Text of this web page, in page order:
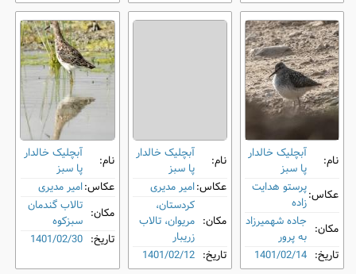
نام:
آبچلیک خالدار
پا سبز
عکاس:پرستو هدایت
زاده
مکان: جاده شهمیرزاد
به پرور
تاریخ: 1401/02/14
نام:
آبچلیک خالدار
پا سبز
عکاس:امیر مدیری
مکان:
کردستان،
مریوان، تالاب
زریبار
تاریخ: 1401/02/12
نام:
آبچلیک خالدار
پا سبز
عکاس:امیر مدیری
مکان: تالاب گندمان
سبزکوه
تاریخ: 1401/02/30